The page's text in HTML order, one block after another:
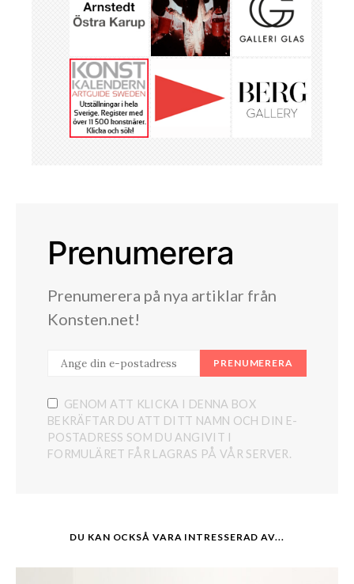
Prenumerera
Prenumerera på nya artiklar från
Konsten.net!
PRENUMERERA
GENOM ATT KLICKA I DENNA BOX
BEKRÄFTAR DU ATT DITT NAMN OCH DIN E-
POSTADRESS SOM DU ANGIVIT I
FORMULÄRET FÅR LAGRAS PÅ VÅR SERVER.
DU KAN OCKSÅ VARA INTRESSERAD AV...